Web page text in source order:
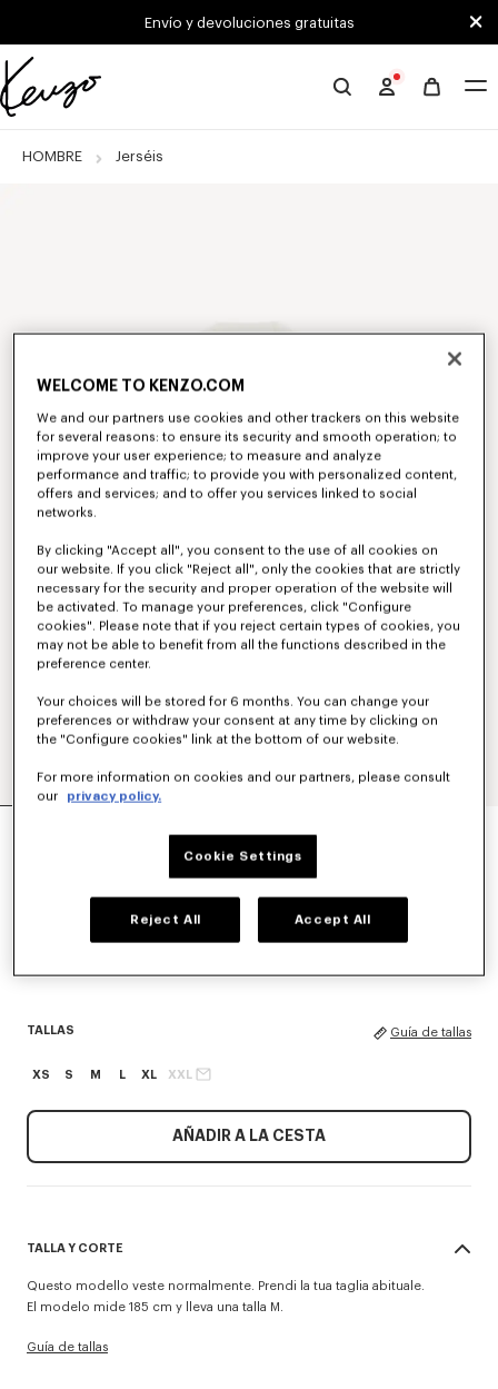
Skip to main content
Skip to footer contentEnvío y devoluciones gratuitas
Página
HOMBRE Jerséis
TALLAS Guía de tallas
XS S M L XL XXL
AÑADIR A LA CESTA
TALLA Y CORTE
Questo modello veste normalmente. Prendi la tua taglia abituale.
El modelo mide 185 cm y lleva una talla M.
Guía de tallas
WELCOME TO KENZO.COM
We and our partners use cookies and other trackers on this website
for several reasons: to ensure its security and smooth operation; to
improve your user experience; to measure and analyze
performance and traffic; to provide you with personalized content,
offers and services; and to offer you services linked to social
networks.
By clicking "Accept all", you consent to the use of all cookies on
our website. If you click "Reject all", only the cookies that are strictly
necessary for the security and proper operation of the website will
be activated. To manage your preferences, click "Configure
cookies". Please note that if you reject certain types of cookies, you
may not be able to benefit from all the functions described in the
preference center.
Your choices will be stored for 6 months. You can change your
preferences or withdraw your consent at any time by clicking on
the "Configure cookies" link at the bottom of our website.
For more information on cookies and our partners, please consult
our
privacy policy.
Cookie Settings
Reject All Accept All